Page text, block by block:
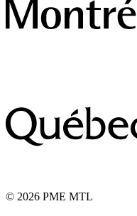
© 2026 PME MTL